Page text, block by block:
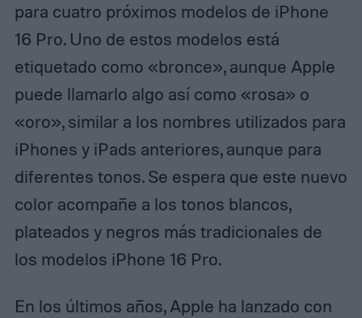
para cuatro próximos modelos de iPhone
16 Pro. Uno de estos modelos está
etiquetado como «bronce», aunque Apple
puede llamarlo algo así como «rosa» o
«oro», similar a los nombres utilizados para
iPhones y iPads anteriores, aunque para
diferentes tonos. Se espera que este nuevo
color acompañe a los tonos blancos,
plateados y negros más tradicionales de
los modelos iPhone 16 Pro.
En los últimos años, Apple ha lanzado con